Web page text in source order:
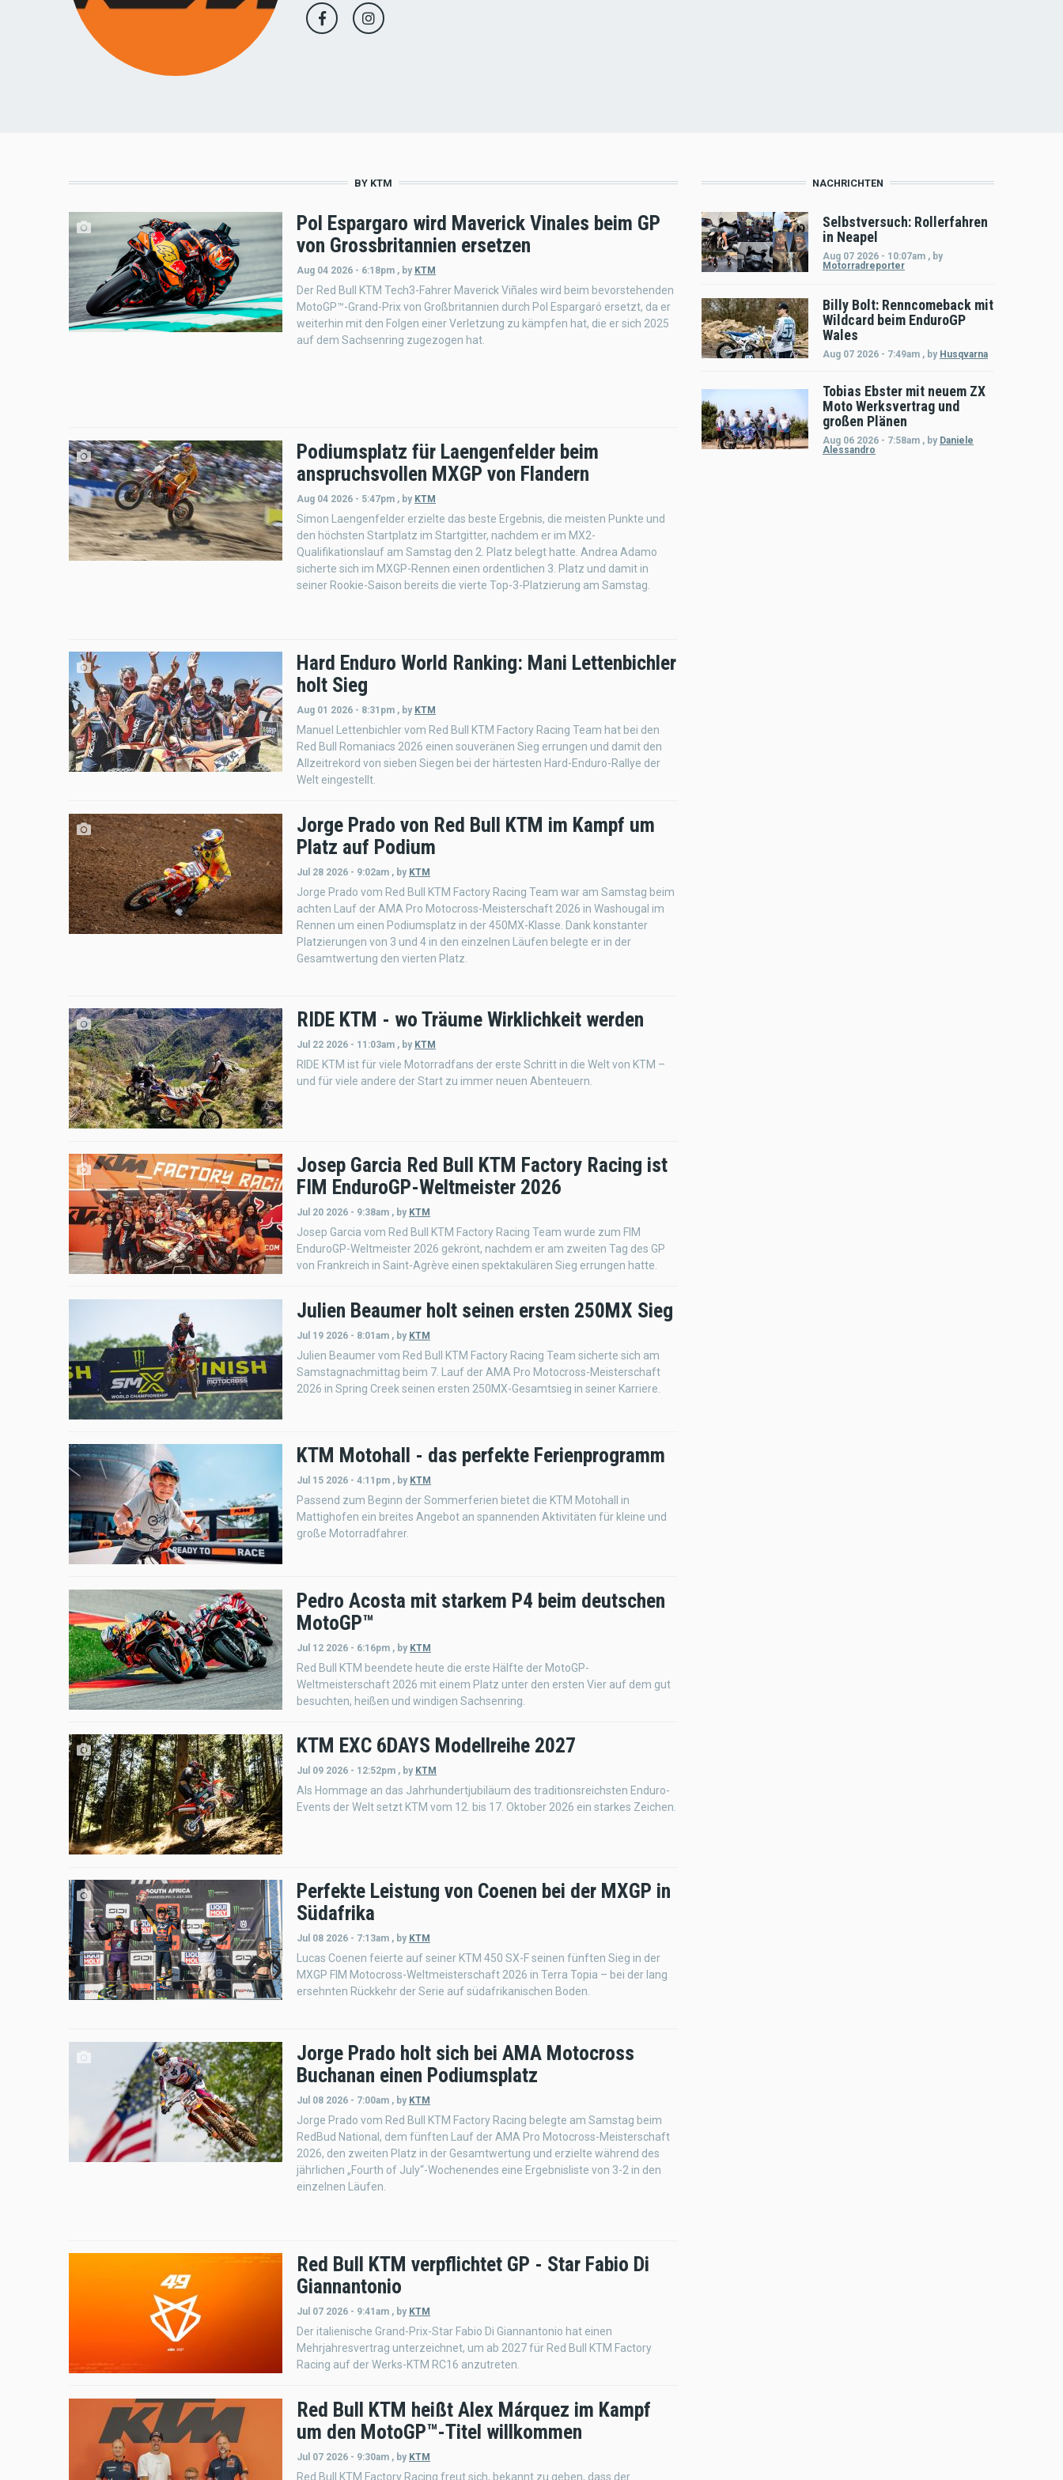
BY KTM
Pol Espargaro wird Maverick Vinales beim GP
von Grossbritannien ersetzen
Aug 04 2026 - 6:18pm , by KTM
Der Red Bull KTM Tech3-Fahrer Maverick Viñales wird beim bevorstehenden
MotoGP™-Grand-Prix von Großbritannien durch Pol Espargaró ersetzt, da er
weiterhin mit den Folgen einer Verletzung zu kämpfen hat, die er sich 2025
auf dem Sachsenring zugezogen hat.
Podiumsplatz für Laengenfelder beim
anspruchsvollen MXGP von Flandern
Aug 04 2026 - 5:47pm , by KTM
Simon Laengenfelder erzielte das beste Ergebnis, die meisten Punkte und
den höchsten Startplatz im Startgitter, nachdem er im MX2-
Qualifikationslauf am Samstag den 2. Platz belegt hatte. Andrea Adamo
sicherte sich im MXGP-Rennen einen ordentlichen 3. Platz und damit in
seiner Rookie-Saison bereits die vierte Top-3-Platzierung am Samstag.
Hard Enduro World Ranking: Mani Lettenbichler
holt Sieg
Aug 01 2026 - 8:31pm , by KTM
Manuel Lettenbichler vom Red Bull KTM Factory Racing Team hat bei den
Red Bull Romaniacs 2026 einen souveränen Sieg errungen und damit den
Allzeitrekord von sieben Siegen bei der härtesten Hard-Enduro-Rallye der
Welt eingestellt.
Jorge Prado von Red Bull KTM im Kampf um
Platz auf Podium
Jul 28 2026 - 9:02am , by KTM
Jorge Prado vom Red Bull KTM Factory Racing Team war am Samstag beim
achten Lauf der AMA Pro Motocross-Meisterschaft 2026 in Washougal im
Rennen um einen Podiumsplatz in der 450MX-Klasse. Dank konstanter
Platzierungen von 3 und 4 in den einzelnen Läufen belegte er in der
Gesamtwertung den vierten Platz.
RIDE KTM - wo Träume Wirklichkeit werden
Jul 22 2026 - 11:03am , by KTM
RIDE KTM ist für viele Motorradfans der erste Schritt in die Welt von KTM –
und für viele andere der Start zu immer neuen Abenteuern.
Josep Garcia Red Bull KTM Factory Racing ist
FIM EnduroGP-Weltmeister 2026
Jul 20 2026 - 9:38am , by KTM
Josep Garcia vom Red Bull KTM Factory Racing Team wurde zum FIM
EnduroGP-Weltmeister 2026 gekrönt, nachdem er am zweiten Tag des GP
von Frankreich in Saint-Agrève einen spektakulären Sieg errungen hatte.
Julien Beaumer holt seinen ersten 250MX Sieg
Jul 19 2026 - 8:01am , by KTM
Julien Beaumer vom Red Bull KTM Factory Racing Team sicherte sich am
Samstagnachmittag beim 7. Lauf der AMA Pro Motocross-Meisterschaft
2026 in Spring Creek seinen ersten 250MX-Gesamtsieg in seiner Karriere.
KTM Motohall - das perfekte Ferienprogramm
Jul 15 2026 - 4:11pm , by KTM
Passend zum Beginn der Sommerferien bietet die KTM Motohall in
Mattighofen ein breites Angebot an spannenden Aktivitäten für kleine und
große Motorradfahrer.
Pedro Acosta mit starkem P4 beim deutschen
MotoGP™
Jul 12 2026 - 6:16pm , by KTM
Red Bull KTM beendete heute die erste Hälfte der MotoGP-
Weltmeisterschaft 2026 mit einem Platz unter den ersten Vier auf dem gut
besuchten, heißen und windigen Sachsenring.
KTM EXC 6DAYS Modellreihe 2027
Jul 09 2026 - 12:52pm , by KTM
Als Hommage an das Jahrhundertjubiläum des traditionsreichsten Enduro-
Events der Welt setzt KTM vom 12. bis 17. Oktober 2026 ein starkes Zeichen.
Perfekte Leistung von Coenen bei der MXGP in
Südafrika
Jul 08 2026 - 7:13am , by KTM
Lucas Coenen feierte auf seiner KTM 450 SX-F seinen fünften Sieg in der
MXGP FIM Motocross-Weltmeisterschaft 2026 in Terra Topia – bei der lang
ersehnten Rückkehr der Serie auf südafrikanischen Boden.
Jorge Prado holt sich bei AMA Motocross
Buchanan einen Podiumsplatz
Jul 08 2026 - 7:00am , by KTM
Jorge Prado vom Red Bull KTM Factory Racing belegte am Samstag beim
RedBud National, dem fünften Lauf der AMA Pro Motocross-Meisterschaft
2026, den zweiten Platz in der Gesamtwertung und erzielte während des
jährlichen „Fourth of July“-Wochenendes eine Ergebnisliste von 3-2 in den
einzelnen Läufen.
Red Bull KTM verpflichtet GP - Star Fabio Di
Giannantonio
Jul 07 2026 - 9:41am , by KTM
Der italienische Grand-Prix-Star Fabio Di Giannantonio hat einen
Mehrjahresvertrag unterzeichnet, um ab 2027 für Red Bull KTM Factory
Racing auf der Werks-KTM RC16 anzutreten.
Red Bull KTM heißt Alex Márquez im Kampf
um den MotoGP™-Titel willkommen
Jul 07 2026 - 9:30am , by KTM
Red Bull KTM Factory Racing freut sich, bekannt zu geben, dass der
NACHRICHTEN
Selbstversuch: Rollerfahren
in Neapel
Aug 07 2026 - 10:07am , by
Motorradreporter
Billy Bolt: Renncomeback mit
Wildcard beim EnduroGP
Wales
Aug 07 2026 - 7:49am , by Husqvarna
Tobias Ebster mit neuem ZX
Moto Werksvertrag und
großen Plänen
Aug 06 2026 - 7:58am , by Daniele
Alessandro